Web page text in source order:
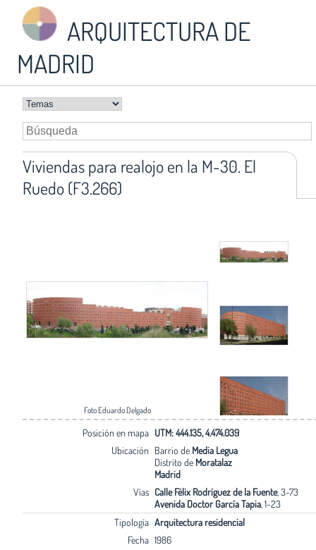
ARQUITECTURA DE
MADRID
Viviendas para realojo en la M-30. El
Ruedo (F3.266)
Foto Eduardo Delgado
Posición en mapa UTM: 444.135, 4.474.039
Ubicación Barrio de Media Legua
Distrito de Moratalaz
Madrid
Vías Calle Félix Rodríguez de la Fuente, 3-73
Avenida Doctor García Tapia, 1-23
Tipología Arquitectura residencial
Fecha 1986